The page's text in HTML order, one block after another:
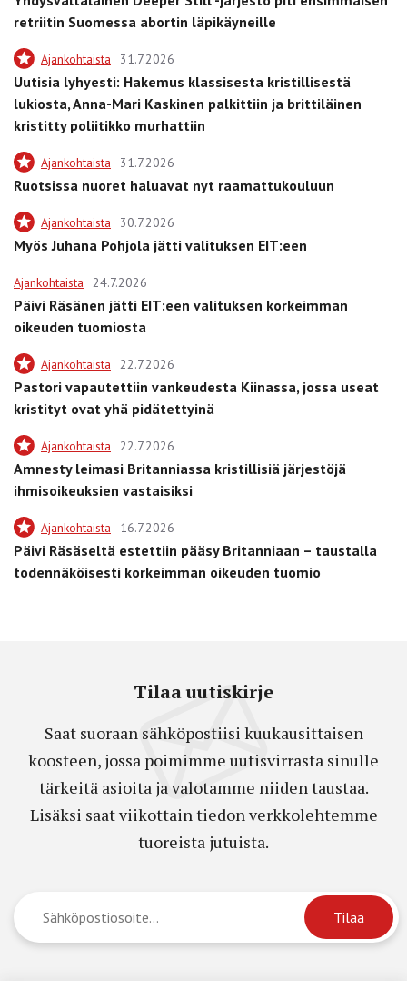
retriitin Suomessa abortin läpikäyneille
Ajankohtaista 31.7.2026
Uutisia lyhyesti: Hakemus klassisesta kristillisestä
lukiosta, Anna-Mari Kaskinen palkittiin ja brittiläinen
kristitty poliitikko murhattiin
Ajankohtaista 31.7.2026
Ruotsissa nuoret haluavat nyt raamattukouluun
Ajankohtaista 30.7.2026
Myös Juhana Pohjola jätti valituksen EIT:een
Ajankohtaista 24.7.2026
Päivi Räsänen jätti EIT:een valituksen korkeimman
oikeuden tuomiosta
Ajankohtaista 22.7.2026
Pastori vapautettiin vankeudesta Kiinassa, jossa useat
kristityt ovat yhä pidätettyinä
Ajankohtaista 22.7.2026
Amnesty leimasi Britanniassa kristillisiä järjestöjä
ihmisoikeuksien vastaisiksi
Ajankohtaista 16.7.2026
Päivi Räsäseltä estettiin pääsy Britanniaan – taustalla
todennäköisesti korkeimman oikeuden tuomio
Tilaa uutiskirje
Saat suoraan sähköpostiisi kuukausittaisen
koosteen, jossa poimimme uutisvirrasta sinulle
tärkeitä asioita ja valotamme niiden taustaa.
Lisäksi saat viikottain tiedon verkkolehtemme
tuoreista jutuista.